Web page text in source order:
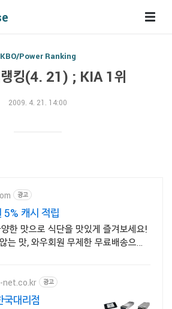
KBO/Power Ranking
랭킹(4. 21) ; KIA 1위
2009. 4. 21. 14:00
광고
5% 캐시 적립
한 맛으로 식단을 맛있게 즐겨보세요!
는 맛, 와우회원 무제한 무료배송으로
광고
대리점